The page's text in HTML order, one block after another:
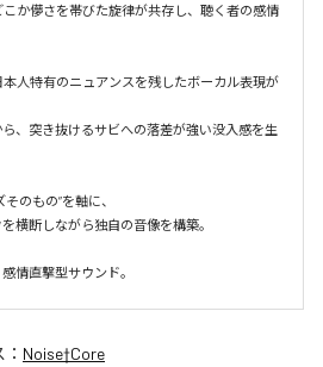
か儚さを帯びた旋律が共存し、聴く者の感情
人特有のニュアンスを残したボーカル表現が
、突き抜けるサビへの落差が強い没入感を生
のもの”を軸に、
横断しながら独自の音像を構築。
情直撃型サウンド。
Noise†Core